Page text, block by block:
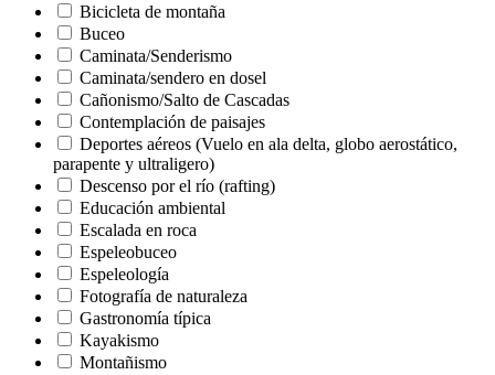
Bicicleta de montaña
Buceo
Caminata/Senderismo
Caminata/sendero en dosel
Cañonismo/Salto de Cascadas
Contemplación de paisajes
Deportes aéreos (Vuelo en ala delta, globo aerostático,
parapente y ultraligero)
Descenso por el río (rafting)
Educación ambiental
Escalada en roca
Espeleobuceo
Espeleología
Fotografía de naturaleza
Gastronomía típica
Kayakismo
Montañismo